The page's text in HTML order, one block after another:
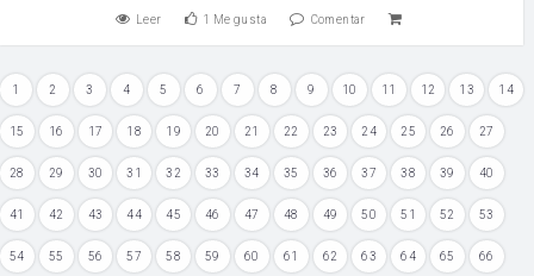
Leer 1 Me gusta Comentar
1 2 3 4 5 6 7 8 9 10 11 12 13 14
15 16 17 18 19 20 21 22 23 24 25 26 27
28 29 30 31 32 33 34 35 36 37 38 39 40
41 42 43 44 45 46 47 48 49 50 51 52 53
54 55 56 57 58 59 60 61 62 63 64 65 66